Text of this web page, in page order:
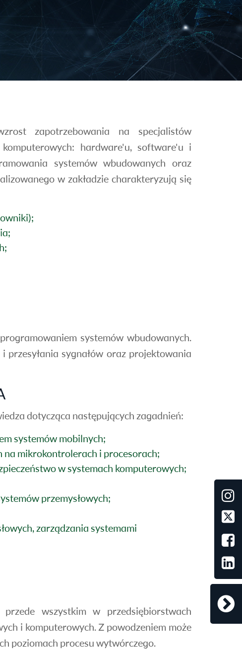
zapotrzebowania na specjalistów
hardware'u, software'u i
systemów wbudowanych oraz
w zakładzie charakteryzują się
systemów wbudowanych.
sygnałów oraz projektowania
dotycząca następujących zagadnień:
systemów mobilnych;
mikrokontrolerach i procesorach;
w systemach komputerowych;
przemysłowych;
zarządzania systemami
wszystkim w przedsiębiorstwach
i komputerowych. Z powodzeniem może
poziomach procesu wytwórczego.